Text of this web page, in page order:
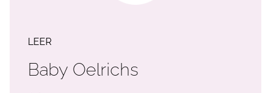
LEER
Baby Oelrichs